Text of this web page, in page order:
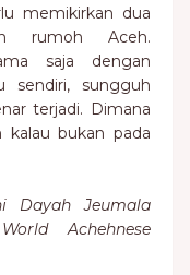
memikirkan dua
rumoh Aceh.
saja dengan
sendiri, sungguh
terjadi. Dimana
bukan pada
Dayah Jeumala
Achehnese